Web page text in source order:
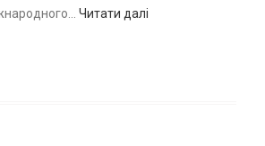
Читати далі